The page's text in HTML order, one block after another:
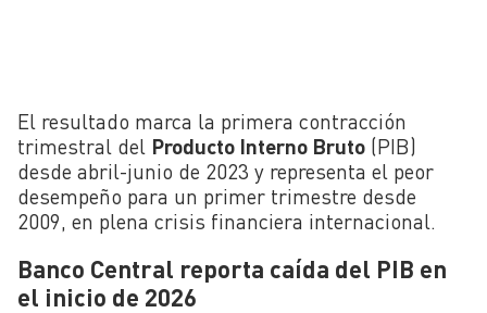
El resultado marca la primera contracción
trimestral del Producto Interno Bruto (PIB)
desde abril-junio de 2023 y representa el peor
desempeño para un primer trimestre desde
2009, en plena crisis financiera internacional.
Banco Central reporta caída del PIB en
el inicio de 2026